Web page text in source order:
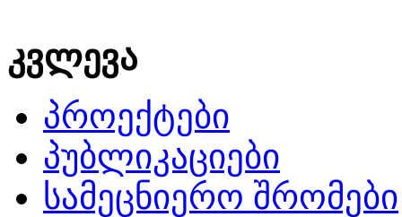
კვლევა
პროექტები
პუბლიკაციები
სამეცნიერო შრომები